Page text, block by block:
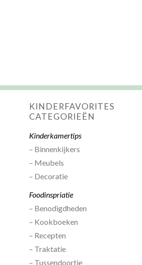
KINDERFAVORITES
CATEGORIEËN
Kinderkamertips
– Binnenkijkers
– Meubels
– Decoratie
Foodinspriatie
– Benodigdheden
– Kookboeken
– Recepten
– Traktatie
– Tussendoortje